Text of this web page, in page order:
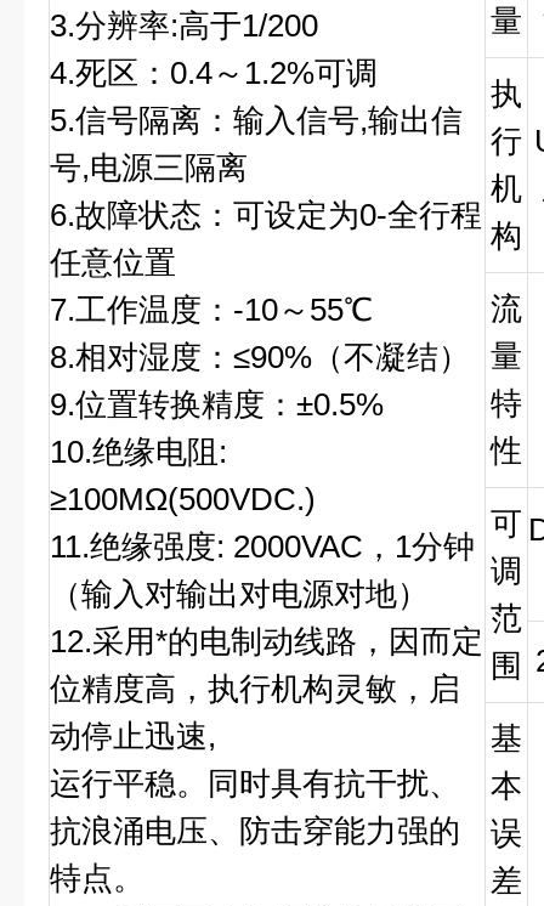
3.分辨率:高于1/200
4.死区：0.4～1.2%可调
5.信号隔离：输入信号,输出信
号,电源三隔离
6.故障状态：可设定为0-全行程
任意位置
7.工作温度：-10～55℃
8.相对湿度：≤90%（不凝结）
9.位置转换精度：±0.5%
10.绝缘电阻:
≥100MΩ(500VDC.)
11.绝缘强度: 2000VAC，1分钟
（输入对输出对电源对地）
12.采用*的电制动线路，因而定
位精度高，执行机构灵敏，启
动停止迅速,
运行平稳。同时具有抗干扰、
抗浪涌电压、防击穿能力强的
特点。
量
执
行
机
构
流
量
特
性
可
调
范
围
基
本
误
差